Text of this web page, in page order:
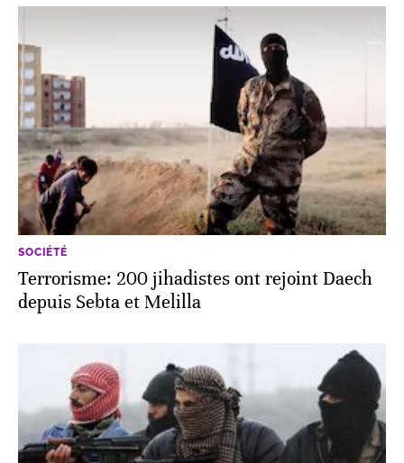
SOCIÉTÉ
Terrorisme: 200 jihadistes ont rejoint Daech
depuis Sebta et Melilla